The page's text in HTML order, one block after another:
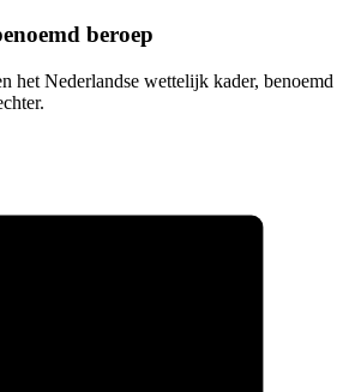
beroep
het Nederlandse wettelijk kader, benoemd